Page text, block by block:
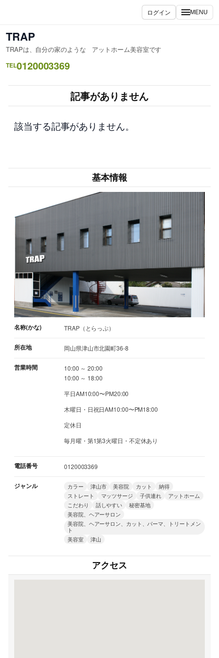
を
ス
キ
ッ
ログイン MENU
TRAP
TRAPは、自分の家のような アットホーム美容室です
TEL0120003369
記事がありません
該当する記事がありません。
基本情報
名称(かな) TRAP（とらっぷ）
所在地 岡山県津山市北園町36-8
営業時間
10:00 ～ 20:00
10:00 ～ 18:00
平日AM10:00〜PM20:00
木曜日・日祝日AM10:00〜PM18:00
定休日
毎月曜・第1第3火曜日・不定休あり
電話番号 0120003369
ジャンル カラー 津山市 美容院 カット
納得
ストレート
マッツサージ 子供連れ
アットホーム
こだわり
話しやすい
秘密基地
美容院、ヘアーサロン
美容院、ヘアーサロン、カット、パーマ、トリートメン
ト
美容室
津山
アクセス